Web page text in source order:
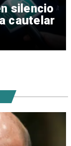
silencio
cautelar